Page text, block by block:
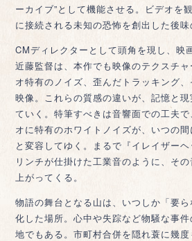
ーカイブ”として機能させる。ビデオを
に接続される未知の恐怖を創出した後味
CMディレクターとして頭角を現し、映
近藤監督は、本作でも映像のテクスチ
オ特有のノイズ、歪んだトラッキング
映像。これらの質感の違いが、記憶と
ていく。特筆すべきは音響面での工夫
オに特有のホワイトノイズが、いつの
と変容してゆく。まるで『イレイザー
リンチが仕掛けた工業音のように、そ
上がってくる。
物語の舞台となる山は、いつしか「要
化した場所。心中や失踪など物騒な事
地でもある。市町村合併を隠れ蓑に幾